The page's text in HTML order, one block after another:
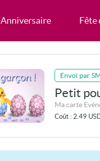
Anniversaire Fête
Envoi par
Petit
Ma carte
Coût : 2.49